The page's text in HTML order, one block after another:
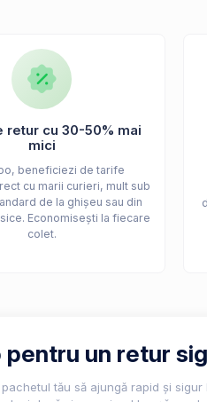
retur cu 30-50% mai
mici
beneficiezi de tarife
cu marii curieri, mult sub
de la ghișeu sau din
Economisești la fiecare
colet.
un retur
tău să ajungă rapid și sigur